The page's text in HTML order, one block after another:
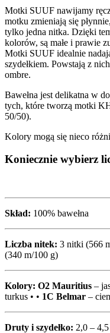
Motki SUUF nawijamy
motku zmieniają się
tylko jedna nitka. Dzięki
kolorów, są małe i prawie
Motki SUUF idealnie
szydełkiem. Powstają z
ombre.
Bawełna jest delikatna w
tych, które tworzą motki
50/50).
Kolory mogą się nieco
Koniecznie wybierz
Skład: 100% bawełna
Liczba nitek: 3 nitki (566
(340 m/100 g)
Kolory: O2 Mauritius –
turkus • • 1C Belmar –
Druty i szydełko: 2,0 –